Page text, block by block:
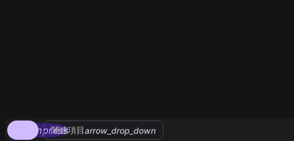
compress
関連項目arrow_drop_down